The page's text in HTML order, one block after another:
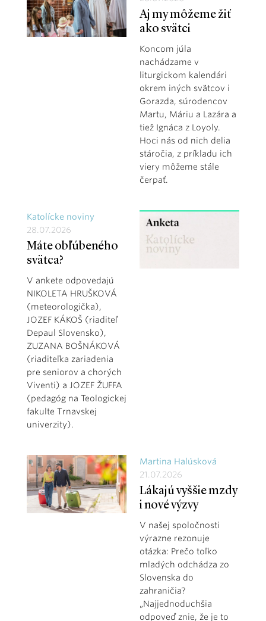
Aj my môžeme žiť
ako svätci
Koncom júla
nachádzame v
liturgickom kalendári
okrem iných svätcov i
Gorazda, súrodencov
Martu, Máriu a Lazára a
tiež Ignáca z Loyoly.
Hoci nás od nich delia
stáročia, z príkladu ich
viery môžeme stále
čerpať.
Katolícke noviny
28.07.2026
Máte obľúbeného
svätca?
V ankete odpovedajú
NIKOLETA HRUŠKOVÁ
(meteorologička),
JOZEF KÁKOŠ (riaditeľ
Depaul Slovensko),
ZUZANA BOŠNÁKOVÁ
(riaditeľka zariadenia
pre seniorov a chorých
Viventi) a JOZEF ŽUFFA
(pedagóg na Teologickej
fakulte Trnavskej
univerzity).
Martina Halúsková
21.07.2026
Lákajú vyššie mzdy
i nové výzvy
V našej spoločnosti
výrazne rezonuje
otázka: Prečo toľko
mladých odchádza zo
Slovenska do
zahraničia?
„Najjednoduchšia
odpoveď znie, že je to